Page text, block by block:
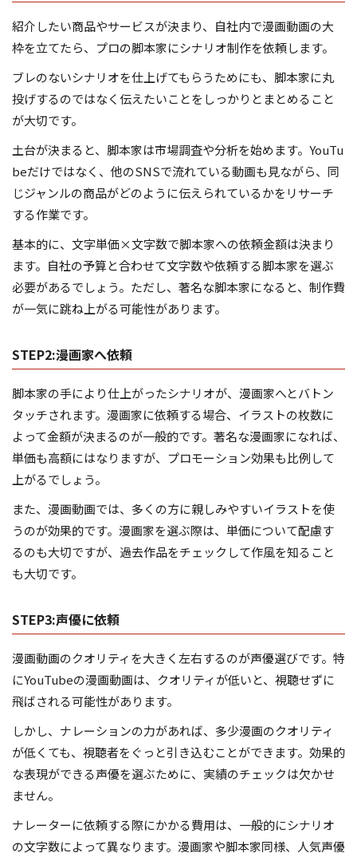
紹介したい商品やサービスが決まり、自社内で漫画動画の大
枠を立てたら、プロの脚本家にシナリオ制作を依頼します。
ブレのないシナリオを仕上げてもらうためにも、脚本家に丸
投げするのではなく伝えたいことをしっかりとまとめること
が大切です。
土台が決まると、脚本家は市場調査や分析を始めます。YouTu
beだけではなく、他のSNSで流れている動画も見ながら、同
じジャンルの商品がどのように伝えられているかをリサーチ
する作業です。
基本的に、文字単価×文字数で脚本家への依頼金額は決まり
ます。自社の予算と合わせて文字数や依頼する脚本家を選ぶ
必要があるでしょう。ただし、著名な脚本家になると、制作費
が一気に跳ね上がる可能性があります。
STEP2:漫画家へ依頼
脚本家の手により仕上がったシナリオが、漫画家へとバトン
タッチされます。漫画家に依頼する場合、イラストの枚数に
よって金額が決まるのが一般的です。著名な漫画家になれば、
単価も高額にはなりますが、プロモーション効果も比例して
上がるでしょう。
また、漫画動画では、多くの方に親しみやすいイラストを使
うのが効果的です。漫画家を選ぶ際は、単価について配慮す
るのも大切ですが、過去作品をチェックして作風を知ること
も大切です。
STEP3:声優に依頼
漫画動画のクオリティを大きく左右するのが声優選びです。特
にYouTubeの漫画動画は、クオリティが低いと、視聴せずに
飛ばされる可能性があります。
しかし、ナレーションの力があれば、多少漫画のクオリティ
が低くても、視聴者をぐっと引き込むことができます。効果的
な表現ができる声優を選ぶために、実績のチェックは欠かせ
ません。
ナレーターに依頼する際にかかる費用は、一般的にシナリオ
の文字数によって異なります。漫画家や脚本家同様、人気声優